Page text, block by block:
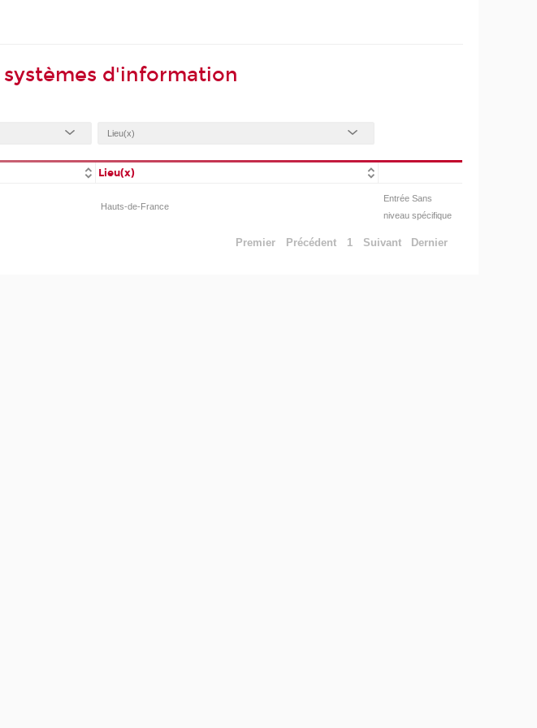
d'information
Lieu(x)
Hauts-de-France
Entrée Sans
niveau spécifique
Premier Précédent 1 Suivant Dernier